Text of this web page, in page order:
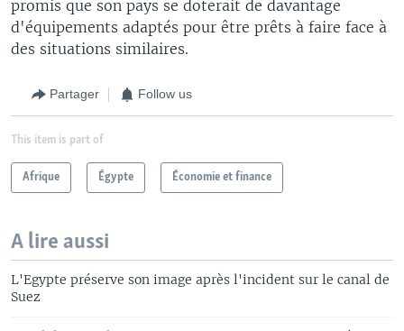
promis que son pays se doterait de davantage
d'équipements adaptés pour être prêts à faire face à
des situations similaires.
Partager Follow us
This item is part of
Afrique Égypte Économie et finance
A lire aussi
L'Egypte préserve son image après l'incident sur le canal de
Suez